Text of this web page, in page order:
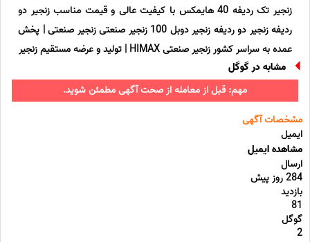
زنجیر تک ردیفه 40 هایمکس با کیفیت عالی و قیمت مناسب زنجیر دو
ردیفه زنجیر دو ردیفه زنجیر دوبل 100 زنجیر صنعتی زنجیر صنعتی | پخش
عمده به سراسر کشور زنجیر صنعتی HIMAX | تولید و عرضه مستقیم زنجیر
مشابه در گوگل
مهم: قبل از معامله از صحت آگهی مطمئن شوید.
مشخصات آگهی
ایمیل
مشاهده ایمیل
ارسال
284 روز پیش
بازدید
81
گوگل
2